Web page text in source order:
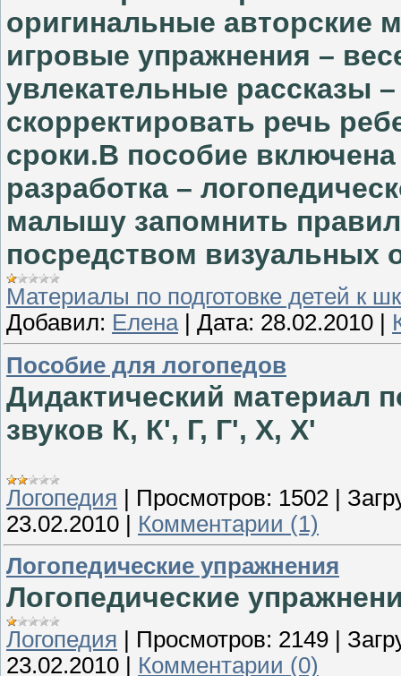
оригинальные авторские
игровые упражнения –
увлекательные рассказы
скорректировать речь
сроки.В пособие
разработка –
малышу запомнить
посредством визуальных
Материалы по подготовке детей к
Добавил: Елена| Дата: 28.02.2010
Пособие для логопедов
Дидактический материал
звуков К, К', Г, Г', X, X'
Логопедия | Просмотров: 1502 |
23.02.2010 | Комментарии (1)
Логопедические упражнения
Логопедические
Логопедия Просмотров: 2149
23.02.2010
Комментарии (0)